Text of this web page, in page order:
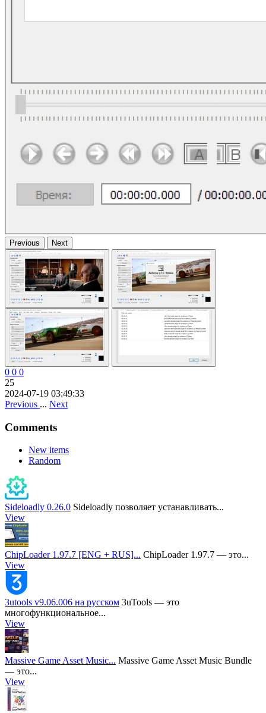
Previous Next
0 0 0
25
2024-07-19 03:49:33
Previous ... Next
Comments
New items
Random
Sideloadly 0.26.0 Sideloadly позволяет устанавливать...
View
ChipLoader 1.97.7 [ENG + RUS]... ChipLoader 1.97.7 — это...
View
3utools v9.06.006 на русском 3uTools — это
многофункциональное...
View
Massive Game Asset Music... Massive Game Asset Music Bundle
— это...
View